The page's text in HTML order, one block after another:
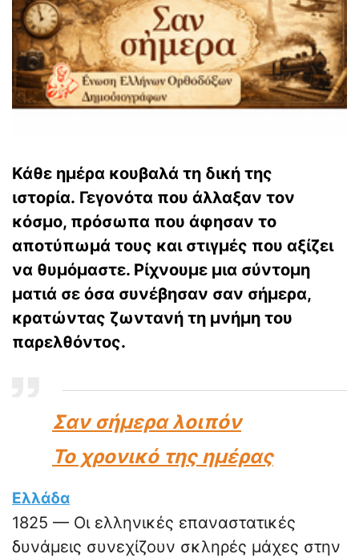
Κάθε ημέρα κουβαλά τη δική της
ιστορία. Γεγονότα που άλλαξαν τον
κόσμο, πρόσωπα που άφησαν το
αποτύπωμά τους και στιγμές που αξίζει
να θυμόμαστε. Ρίχνουμε μια σύντομη
ματιά σε όσα συνέβησαν σαν σήμερα,
κρατώντας ζωντανή τη μνήμη του
παρελθόντος.
Σαν σήμερα λοιπόν
Το χρονικό της ημέρας
Ελλάδα
1825 — Οι ελληνικές επαναστατικές
δυνάμεις συνεχίζουν σκληρές μάχες στην